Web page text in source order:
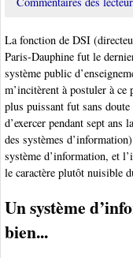
La fonction de DSI
Paris-Dauphine fut le
système public
m’incitèrent à postuler à ce
plus puissant fut sans
d’exercer pendant sept ans
des systèmes
système d’information, et
le caractère plutôt nuisible
Un système
bien...